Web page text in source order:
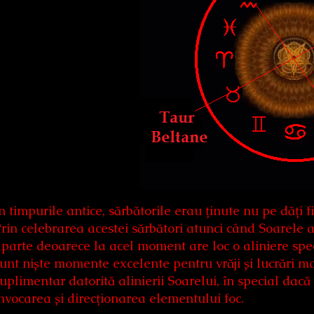
timpurile antice, sărbătorile erau ținute nu pe dăți
celebrarea acestei sărbători atunci când Soarele
deoarece la acel moment are loc o aliniere
niște momente excelente pentru vrăji și lucrări
datorită alinierii Soarelui, în special
și direcționarea elementului foc.